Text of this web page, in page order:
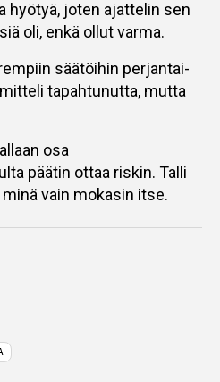
hyötyä, joten ajattelin sen
oli, enkä ollut varma.
säätöihin perjantai-
tapahtunutta, mutta
osa
päätin ottaa riskin. Talli
vain mokasin itse.